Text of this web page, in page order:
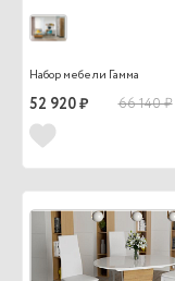
Набор мебели Гамма
52 920 ₽ 66 140 ₽